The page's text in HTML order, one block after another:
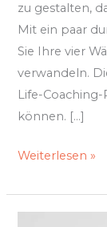
zu gestalten,
Mit ein paar
Sie Ihre vier
verwandeln.
Life-
können. […]
Weiterlesen »